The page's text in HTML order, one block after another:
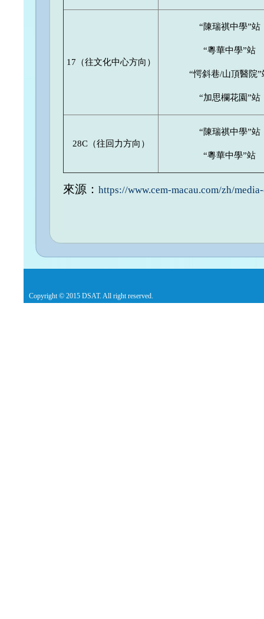
17（往文化中心方向）
“陳瑞祺中學”站
“粵華中學”站
“愕斜巷/山頂醫院”
“加思欄花園”站
28C（往回力方向）
“陳瑞祺中學”站
“粵華中學”站
來源： https://www.cem-macau.com/zh/
Copyright © 2015 DSAT. All right reserved.